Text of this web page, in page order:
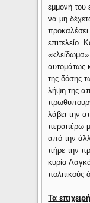
εμμονή
να μη
επιτελείο.
αυτομάτως
της δόσης
λήψη της
λάβει την
περαιτέρω
από την
πήρε την
κυρία
πολιτικούς
Τα